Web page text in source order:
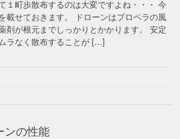
１町歩散布するのは大変ですよね・・・ 今
載せておきます。 ドローンはプロペラの風
剤が根元までしっかりとかかります。 安定
ラなく散布することが […]
ンの性能